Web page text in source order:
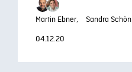
Martin Ebner,
Sandra Schön
04.12.20